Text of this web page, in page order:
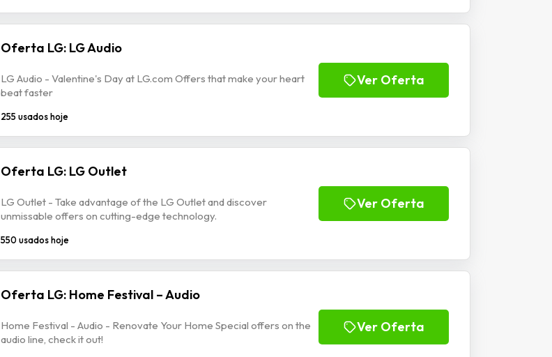
Oferta LG: LG Audio
LG Audio - Valentine's Day at LG.com Offers that make your heart
beat faster
255 usados hoje
Ver Oferta
Oferta LG: LG Outlet
LG Outlet - Take advantage of the LG Outlet and discover
unmissable offers on cutting-edge technology.
550 usados hoje
Ver Oferta
Oferta LG: Home Festival – Audio
Home Festival - Audio - Renovate Your Home Special offers on the
audio line, check it out!
Ver Oferta